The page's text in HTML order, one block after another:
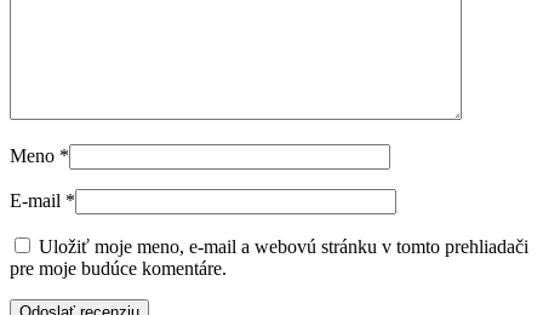
Meno *
E-mail *
Uložiť moje meno, e-mail a webovú stránku v tomto prehliadači
pre moje budúce komentáre.